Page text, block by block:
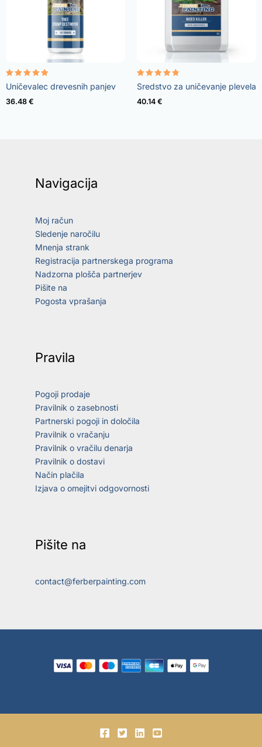
Ocenjeno
5.00
od 5
Uničevalec drevesnih panjev
36.48 €
Ocenjeno
4.73
od 5
Sredstvo za uničevanje plevela
40.14 €
Navigacija
Moj račun
Sledenje naročilu
Mnenja strank
Registracija partnerskega programa
Nadzorna plošča partnerjev
Pišite na
Pogosta vprašanja
Pravila
Pogoji prodaje
Pravilnik o zasebnosti
Partnerski pogoji in določila
Pravilnik o vračanju
Pravilnik o vračilu denarja
Pravilnik o dostavi
Način plačila
Izjava o omejitvi odgovornosti
Pišite na
contact@ferberpainting.com